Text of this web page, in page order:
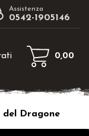
Assistenza
0542-1905146
"Registrati"
0,00
Dragone